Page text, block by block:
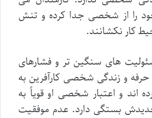
را از شخصی جدا کرده و تنش
کار نکشانند.
های سنگین تر و فشارهای
و زندگی شخصی کارآفرین به
اند و اعتبار شخصی او قویاً به
بستگی دارد. عدم موفقیت